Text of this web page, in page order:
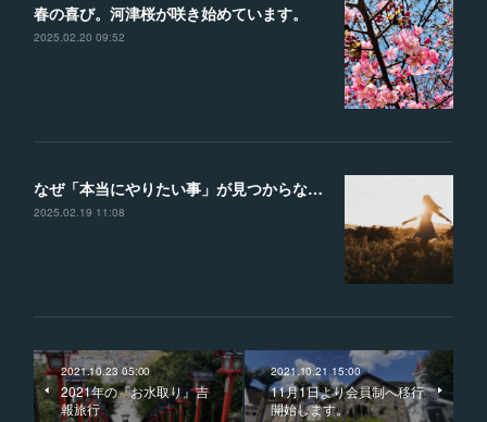
春の喜び。河津桜が咲き始めています。
2025.02.20 09:52
なぜ「本当にやりたい事」が見つからないのか？？見つけるための４つのヒント
2025.02.19 11:08
2021.10.23 05:00
2021年の『お水取り』吉
報旅行
2021.10.21 15:00
11月1日より会員制へ移行
開始します。